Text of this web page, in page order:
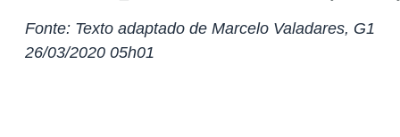
Fonte: Texto adaptado de Marcelo Valadares, G1
26/03/2020 05h01